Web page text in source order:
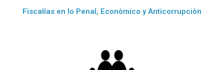
Fiscalías en lo Penal, Econòmico y Anticorrupciòn